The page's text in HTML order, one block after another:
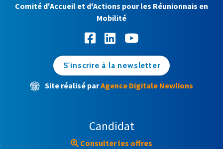
Comité d'Accueil et d'Actions pour les Réunionnais en
Mobilité
S'inscrire à la newsletter
Site réalisé parAgence Digitale Newlions
Candidat
Consulter les offres